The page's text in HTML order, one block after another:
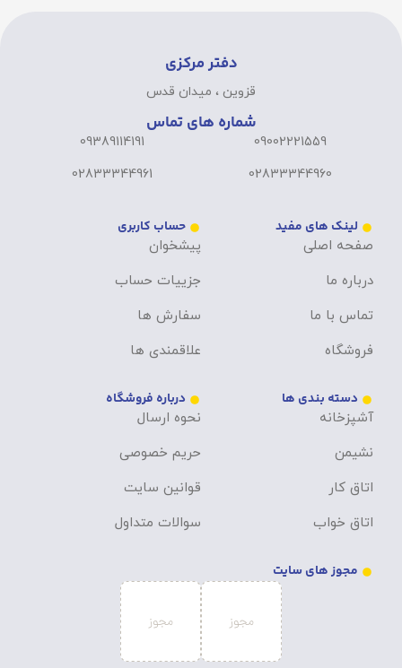
دفتر مرکزی
قزوین ، میدان قدس
شماره های تماس
09002221559
02833344960
09389114191
02833344961
لینک های مفید
صفحه اصلی
درباره ما
تماس با ما
فروشگاه
حساب کاربری
پیشخوان
جزییات حساب
سفارش ها
علاقمندی ها
دسته بندی ها
آشپزخانه
نشیمن
اتاق کار
اتاق خواب
درباره فروشگاه
نحوه ارسال
حریم خصوصی
قوانین سایت
سوالات متداول
مجوز های سایت